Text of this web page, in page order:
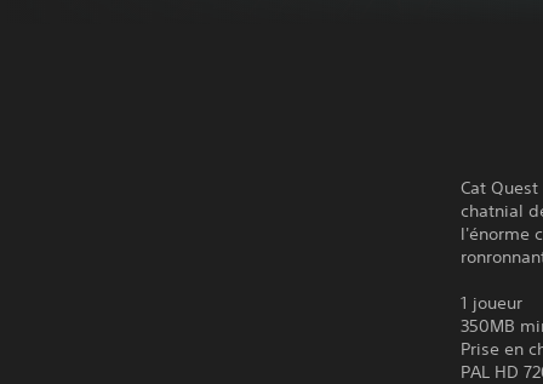
Cat
chatnial
l'énorme
1 joueur
350MB
Prise en
PAL HD